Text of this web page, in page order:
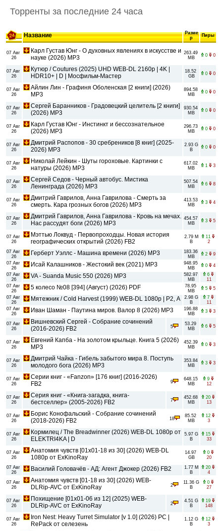
Торренты за последние 24 часа
Название
Разме
р
Пиры
07 Авг
26
Карл Густав Юнг - О духовных явлениях в искусстве и
науке (2026) МР3
263.49
MB
0 0
07 Авг
26
Кутюр / Coutures (2025) UHD WEB-DL 2160p | 4K |
HDR10+ | D | Мосфильм-Мастер
18.52
GB
0 0
07 Авг
26
Айлин Лин - Графиня Оболенская [2 книги] (2026)
MP3
894.58
MB
0 0
07 Авг
26
Сергей Баранников - Градовецкий целитель [2 книги]
(2026) MP3
930.54
MB
0 0
07 Авг
26
Карл Густав Юнг - Инстинкт и бессознательное
(2026) МР3
296.73
MB
0 0
07 Авг
26
Дмитрий Распопов - 30 сребреников [8 книг] (2025-
2026) MP3
2.93 G
B
0 0
07 Авг
26
Николай Лейкин - Шуты гороховые. Картинки с
натуры (2026) MP3
617.02
MB
1 3
07 Авг
26
Сергей Седов - Черный автобус. Мистика
Ленинграда (2026) MP3
507.54
MB
6 8
07 Авг
26
Дмитрий Гаврилов, Анна Гаврилова - Смерть за
смерть. Кара грозных богов (2026) MP3
413.53
MB
3 4
07 Авг
26
Дмитрий Гаврилов, Анна Гаврилова - Кровь на мечах.
Нас рассудят боги (2026) MP3
454.57
MB
3 5
07 Авг
26
Мэттью Локвуд - Первопроходцы. Новая история
географических открытий (2026) FB2
2.79 M
B
11
2
07 Авг
26
Герберт Уэллс - Машина времени (2026) MP3
183.36
MB
2
9
07 Авг
26
Исай Калашников - Жестокий век (2021) MP3
948.95
MB
0
4
07 Авг
26
VA - Suanda Music 550 (2026) MP3
582.97
MB
6
11
07 Авг
26
5 колесо №08 [394] (Август) (2026) PDF
78.95
MB
5
5
07 Авг
26
Мятежник / Cold Harvest (1999) WEB-DL 1080p | Р2, A
2.98 G
B
7
11
07 Авг
26
Иван Шаман - Паутина миров. Валор 8 (2026) MP3
196.88
MB
3 3
07 Авг
26
Вишневский Сергей - Собрание сочинений
(2016-2026) FB2
5
53.29
MB
6 5
07 Авг
26
Евгений Капба - На золотом крыльце. Книга 5 (2026)
MP3
452.39
MB
0 3
07 Авг
26
Дмитрий Чайка - Гибель забытого мира 8. Поступь
молодого бога (2026) MP3
353.84
MB
3 3
07 Авг
26
Серии книг - «Fanzon» [176 книг] (2016-2026)
FB2
9
648.15
MB
9
12
07 Авг
26
Серия книг - «Книга-загадка, книга-
бестселлер» (2005-2026) FB2
7
452.68
MB
20
13
07 Авг
26
Борис Конофальский - Собрание сочинений
(2018-2026) FB2
18
85.52
MB
12
3
07 Авг
26
Кормилец / The Breadwinner (2026) WEB-DL 1080p от
ELEKTRI4KA | D
5.97 G
B
15
33
07 Авг
26
Анатомия чувств [01x01-18 из 30] (2026) WEB-DL
1080p от ExKinoRay
14.97
GB
0
20
07 Авг
26
Василий Головачёв - АД: Агент Джокер (2026) FB2
1.77 M
B
20
4
07 Авг
26
Анатомия чувств [01-18 из 30] (2026) WEB-
DLRip-AVC от ExKinoRay
2
11.36 G
B
0
27
07 Авг
26
Похищение [01x01-06 из 12] (2025) WEB-
DLRip-AVC от ExKinoRay
2
4.51 G
B
19
148
07 Авг
26
Iron Nest: Heavy Turret Simulator [v 1.0] (2026) PC |
RePack от селезень
1.12 G
B
12
3